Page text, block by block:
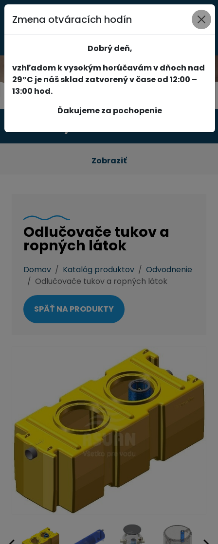
0
Zobraziť
Odlučovače tukov a
ropných látok
Domov Katalóg produktov
Odvodnenie
Odlučovače tukov a ropných látok
SPÄŤ NA PRODUKTY
Zmena otváracích hodín
Dobrý deň,
vzhľadom k vysokým horúčavám v dňoch nad
29°C je náš sklad zatvorený v čase od 12:00 –
13:00 hod.
Ďakujeme za pochopenie